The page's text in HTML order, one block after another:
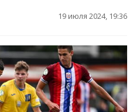
19 июля 2024, 19:36